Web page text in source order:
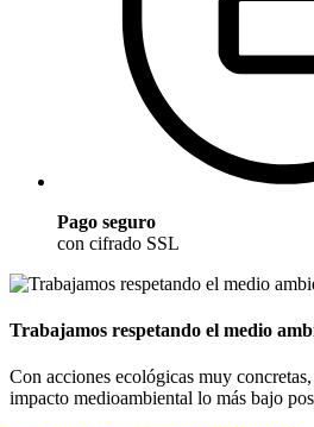
Pago seguro
con cifrado SSL
Trabajamos respetando el medio
Con acciones ecológicas muy
impacto medioambiental lo más bajo